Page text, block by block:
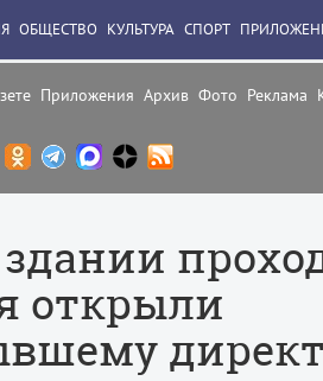
Приложения Архив Фото Реклама
ОБЩЕСТВО КУЛЬТУРА СПОРТ
открыли